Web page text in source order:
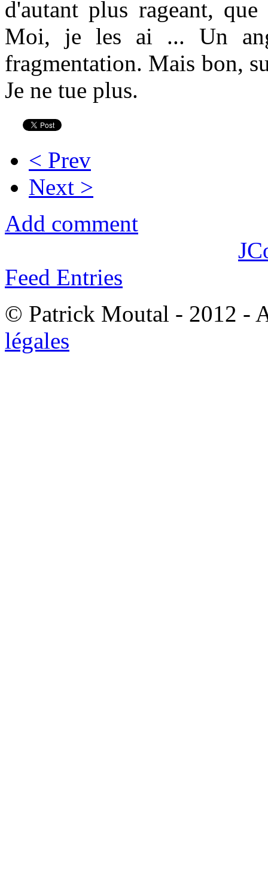
d'autant plus rageant,
Moi, je les ai ... Un
fragmentation. Mais bon,
Je ne tue plus.
< Prev
Next >
Add comment
Feed Entries
© Patrick Moutal - 2012 -
légales